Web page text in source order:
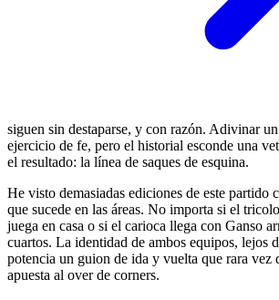
siguen sin destaparse, y con razón. Adivinar
ejercicio de fe, pero el historial esconde una
el resultado: la línea de saques de esquina.
He visto demasiadas ediciones de este partido
que sucede en las áreas. No importa si el
juega en casa o si el carioca llega con Ganso
cuartos. La identidad de ambos equipos, lejos
potencia un guion de ida y vuelta que rara vez
apuesta al over de corners.